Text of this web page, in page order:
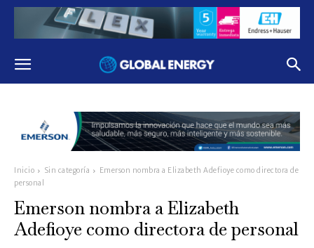
Inicio Sin categoría
Emerson nombra a Elizabeth Adefioye como directora de
personal
Emerson nombra a Elizabeth
Adefioye como directora de personal